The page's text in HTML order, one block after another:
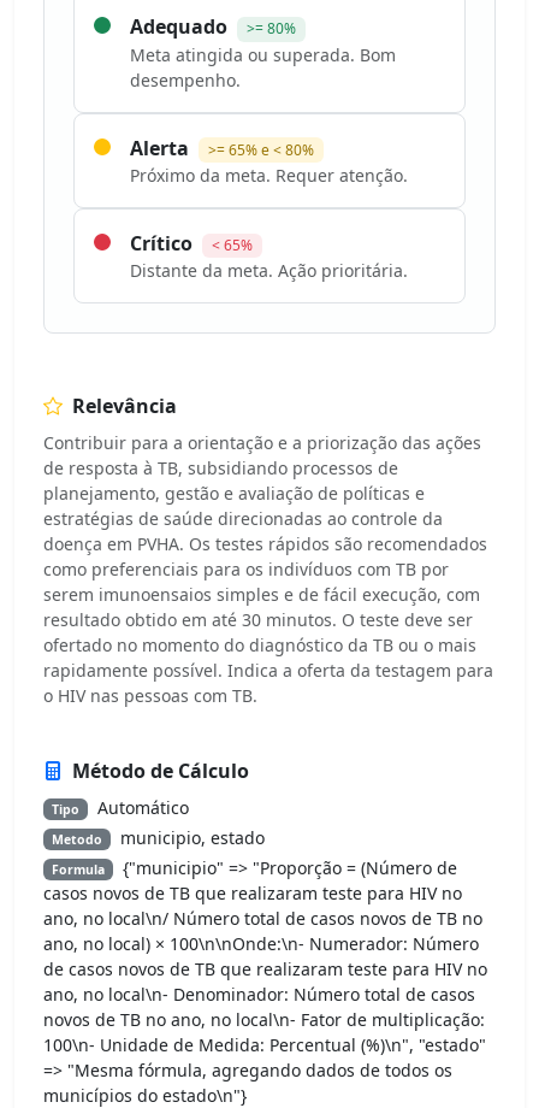
Adequado >= 80%
Meta atingida ou superada. Bom
desempenho.
Alerta >= 65% e < 80%
Próximo da meta. Requer atenção.
Crítico < 65%
Distante da meta. Ação prioritária.
Relevância
Contribuir para a orientação e a priorização das ações
de resposta à TB, subsidiando processos de
planejamento, gestão e avaliação de políticas e
estratégias de saúde direcionadas ao controle da
doença em PVHA. Os testes rápidos são recomendados
como preferenciais para os indivíduos com TB por
serem imunoensaios simples e de fácil execução, com
resultado obtido em até 30 minutos. O teste deve ser
ofertado no momento do diagnóstico da TB ou o mais
rapidamente possível. Indica a oferta da testagem para
o HIV nas pessoas com TB.
Método de Cálculo
Tipo Automático
Metodo municipio, estado
Formula
{"municipio" => "Proporção = (Número de
casos novos de TB que realizaram teste para HIV no
ano, no local\n/ Número total de casos novos de TB no
ano, no local) × 100\n\nOnde:\n- Numerador: Número
de casos novos de TB que realizaram teste para HIV no
ano, no local\n- Denominador: Número total de casos
novos de TB no ano, no local\n- Fator de multiplicação:
100\n- Unidade de Medida: Percentual (%)\n", "estado"
=> "Mesma fórmula, agregando dados de todos os
municípios do estado\n"}